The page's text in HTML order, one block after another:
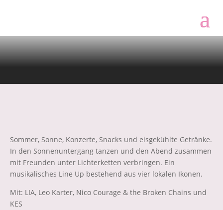
Sommer, Sonne, Konzerte, Snacks und eisgekühlte Getränke.
In den Sonnenuntergang tanzen und den Abend zusammen
mit Freunden unter Lichterketten verbringen. Ein
musikalisches Line Up bestehend aus vier lokalen Ikonen.
Mit: LIA, Leo Karter, Nico Courage & the Broken Chains und
KES